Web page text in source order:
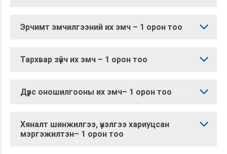
Эрчимт эмчилгээний их эмч – 1 орон тоо
Тархвар зүйч их эмч – 1 орон тоо
Дүрс оношилгооны их эмч– 1 орон тоо
Хяналт шинжилгээ, үнэлгээ хариуцсан
мэргэжилтэн– 1 орон тоо